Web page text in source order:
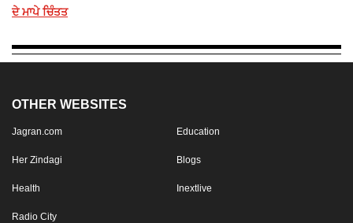
ਦੇ ਮਾਪੇ ਚਿੰਤਤ
OTHER WEBSITES
Jagran.com Education
Her Zindagi Blogs
Health Inextlive
Radio City